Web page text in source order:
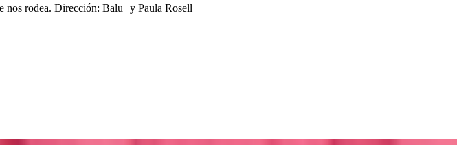
nos rodea. Dirección: Balu y Paula Rosell